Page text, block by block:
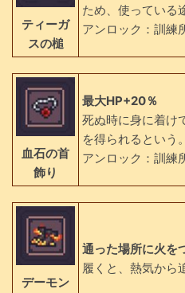
ティーガ
スの槌
ため、使っている
アンロック：訓練
血石の首
飾り
最大HP+20％
死ぬ時に身に着け
を得られるという。
アンロック：訓練
デーモン
通った場所に火を
履くと、熱気から